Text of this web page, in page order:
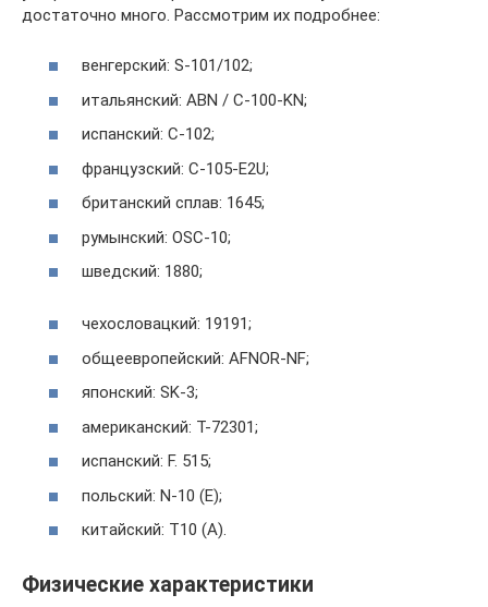
достаточно много. Рассмотрим их подробнее:
венгерский: S-101/102;
итальянский: ABN / C-100-KN;
испанский: C-102;
французский: C-105-E2U;
британский сплав: 1645;
румынский: OSC-10;
шведский: 1880;
чехословацкий: 19191;
общеевропейский: AFNOR-NF;
японский: SK-3;
американский: T-72301;
испанский: F. 515;
польский: N-10 (E);
китайский: T10 (A).
Физические характеристики